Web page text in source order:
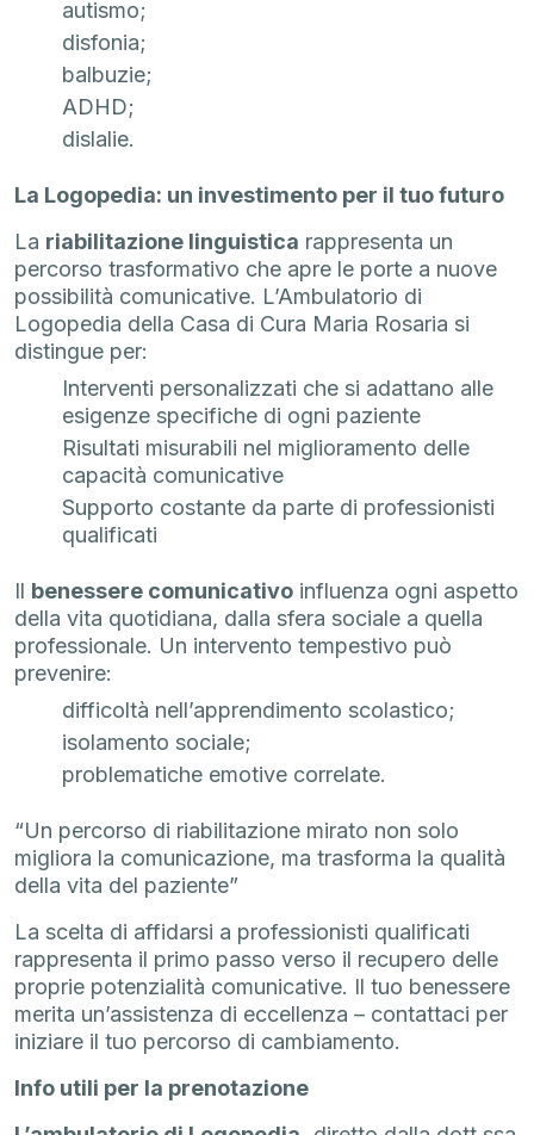
autismo;
disfonia;
balbuzie;
ADHD;
dislalie.
La Logopedia: un investimento per il tuo futuro
La riabilitazione linguistica rappresenta un
percorso trasformativo che apre le porte a nuove
possibilità comunicative. L’Ambulatorio di
Logopedia della Casa di Cura Maria Rosaria si
distingue per:
Interventi personalizzati che si adattano alle
esigenze specifiche di ogni paziente
Risultati misurabili nel miglioramento delle
capacità comunicative
Supporto costante da parte di professionisti
qualificati
Il benessere comunicativo influenza ogni aspetto
della vita quotidiana, dalla sfera sociale a quella
professionale. Un intervento tempestivo può
prevenire:
difficoltà nell’apprendimento scolastico;
isolamento sociale;
problematiche emotive correlate.
“Un percorso di riabilitazione mirato non solo
migliora la comunicazione, ma trasforma la qualità
della vita del paziente”
La scelta di affidarsi a professionisti qualificati
rappresenta il primo passo verso il recupero delle
proprie potenzialità comunicative. Il tuo benessere
merita un’assistenza di eccellenza – contattaci per
iniziare il tuo percorso di cambiamento.
Info utili per la prenotazione